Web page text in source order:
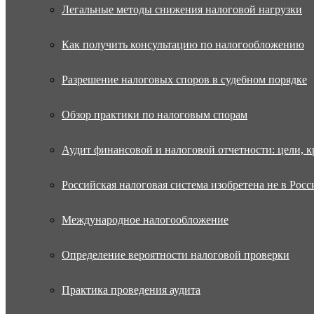
Легальные методы снижения налоговой нагрузки
Как получить консультацию по налогообложению
Разрешение налоговых споров в судебном порядке
Обзор практики по налоговым спорам
Аудит финансовой и налоговой отчетности: цели,
Российская налоговая система изобретена не в
Международное налогообложение
Определение вероятности налоговой проверки
Практика проведения аудита